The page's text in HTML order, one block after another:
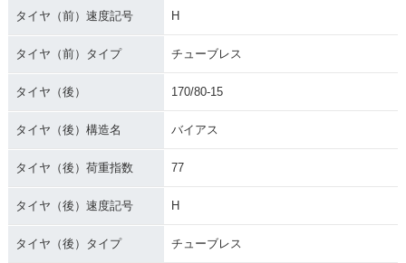
タイヤ（前）速度記号 H
タイヤ（前）タイプ チューブレス
タイヤ（後） 170/80-15
タイヤ（後）構造名 バイアス
タイヤ（後）荷重指数 77
タイヤ（後）速度記号 H
タイヤ（後）タイプ チューブレス